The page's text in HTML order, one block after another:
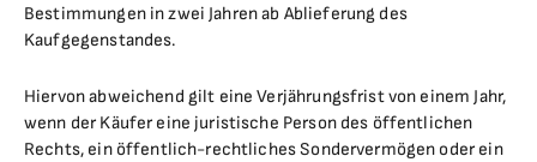
Bestimmungen in zwei Jahren ab Ablieferung des
Kaufgegenstandes.
Hiervon abweichend gilt eine Verjährungsfrist von einem Jahr,
wenn der Käufer eine juristische Person des öffentlichen
Rechts, ein öffentlich-rechtliches Sondervermögen oder ein